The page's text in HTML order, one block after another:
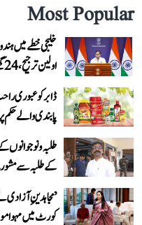
Most Popular
خلیجی خطے میں
اولین ترجیح، 24 گھنٹے ہیلپ لائن فعال: وزارتِ خارجہ
ڈابر کو عبوری
پابندی والے حکم
طلبہ و
کے طلبہ سے
’مجاہدینِ آزادی
کورٹ میں مہوا